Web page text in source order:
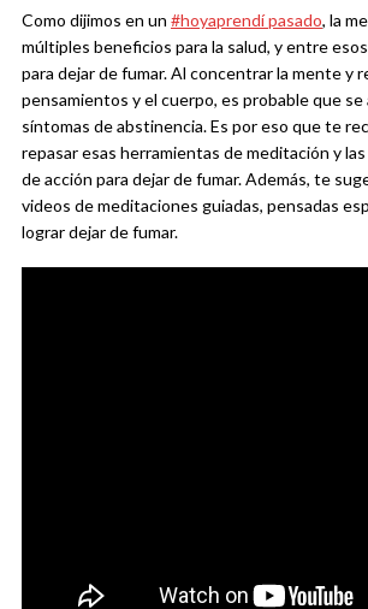
Como dijimos en un #hoyaprendí pasado, la
múltiples beneficios para la salud, y entre
para dejar de fumar. Al concentrar la mente y
pensamientos y el cuerpo, es probable que se
síntomas de abstinencia. Es por eso que te
repasar esas herramientas de meditación y
de acción para dejar de fumar. Además, te
videos de meditaciones guiadas, pensadas
lograr dejar de fumar.